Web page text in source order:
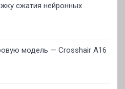
сжатия нейронных
модель — Crosshair A16